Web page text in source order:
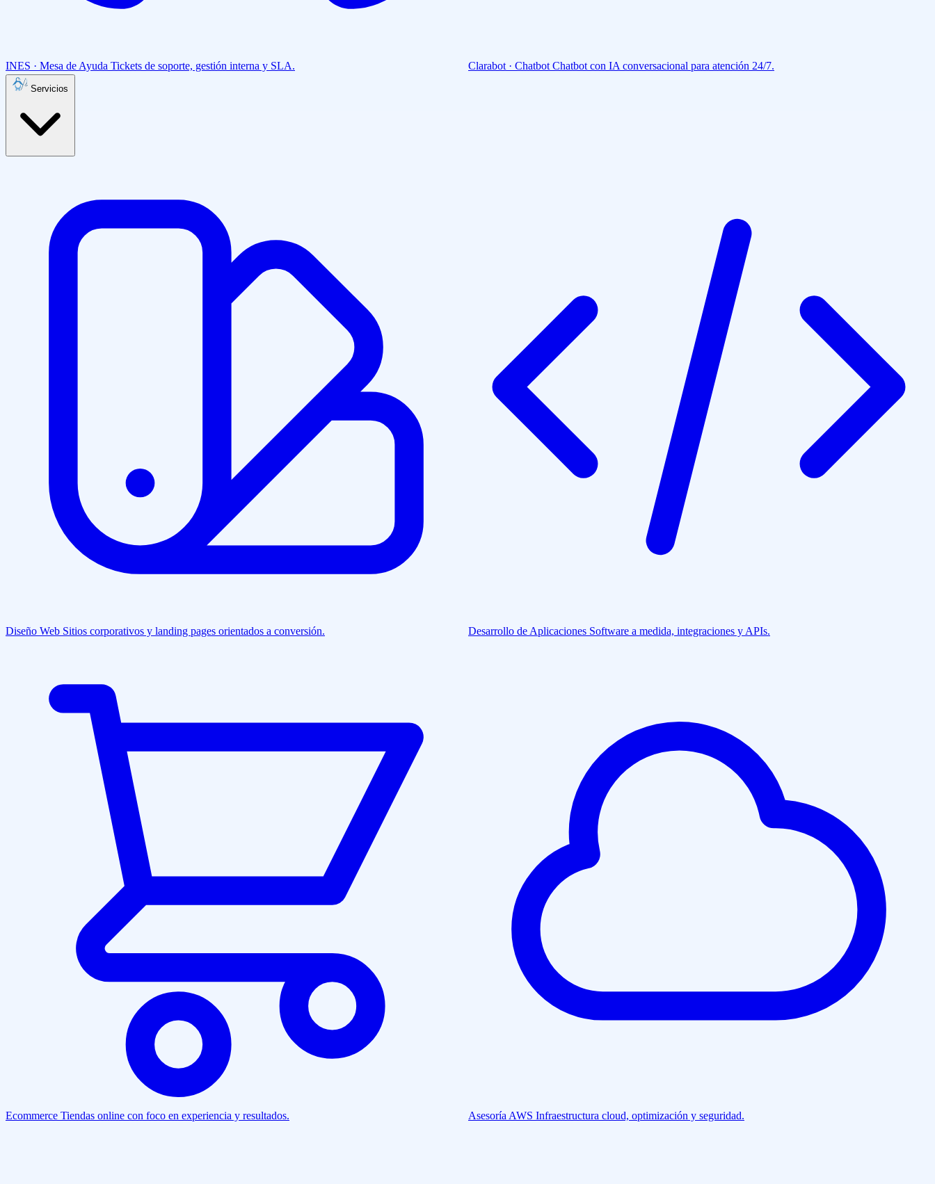
INES · Mesa de Ayuda Tickets de soporte, gestión interna y SLA. Clarabot · Chatbot Chatbot con IA conversacional para atención 24/7.
Diseño Web Sitios corporativos y landing pages orientados a conversión. Desarrollo de Aplicaciones Software a medida, integraciones y APIs.
Ecommerce Tiendas online con foco en experiencia y resultados. Asesoría AWS Infraestructura cloud, optimización y seguridad.